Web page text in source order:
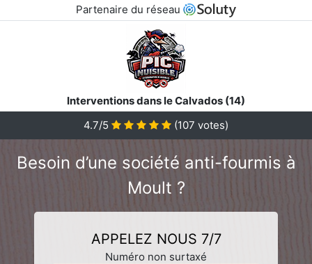
Partenaire du réseau
Interventions dans le Calvados (14)
4.7/5
(107 votes)
Besoin d’une société anti-fourmis à
Moult ?
APPELEZ NOUS 7/7
Numéro non surtaxé